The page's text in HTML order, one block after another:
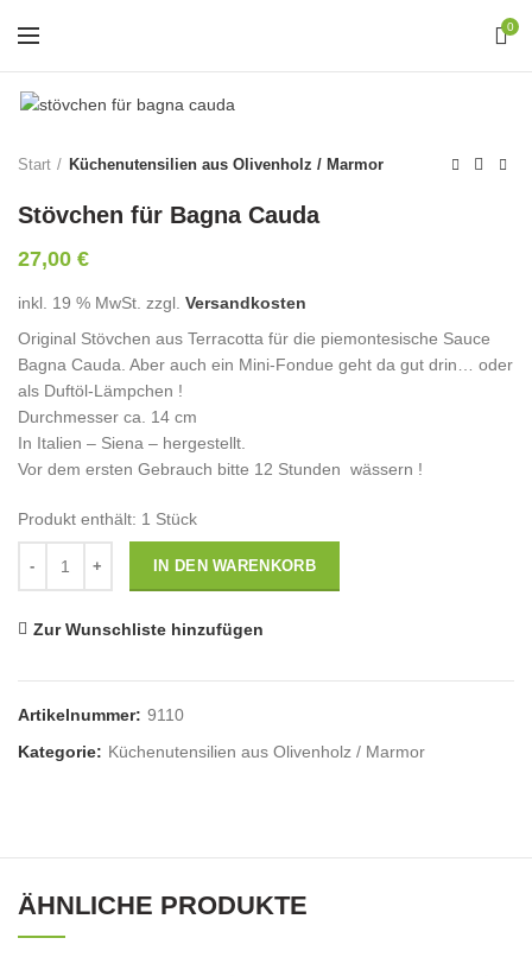
0
Start Küchenutensilien aus Olivenholz / Marmor
Stövchen für Bagna Cauda
27,00 €
inkl. 19 % MwSt. zzgl. Versandkosten
Original Stövchen aus Terracotta für die piemontesische Sauce
Bagna Cauda. Aber auch ein Mini-Fondue geht da gut drin… oder
als Duftöl-Lämpchen !
Durchmesser ca. 14 cm
In Italien – Siena – hergestellt.
Vor dem ersten Gebrauch bitte 12 Stunden wässern !
Produkt enthält: 1 Stück
IN DEN WARENKORB
Zur Wunschliste hinzufügen
Artikelnummer: 9110
Kategorie: Küchenutensilien aus Olivenholz / Marmor
ÄHNLICHE PRODUKTE